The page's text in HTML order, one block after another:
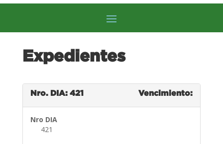
Expedientes
Nro. DIA: 421 Vencimiento:
Nro DIA
421